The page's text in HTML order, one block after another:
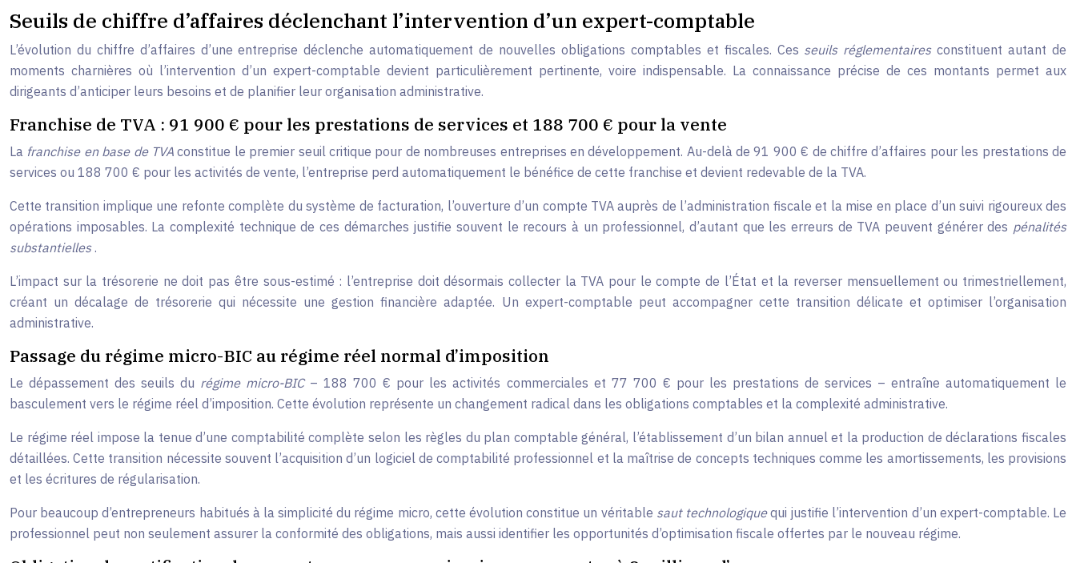
Seuils de chiffre d’affaires déclenchant l’intervention d’un expert-comptable
L’évolution du chiffre d’affaires d’une entreprise déclenche automatiquement de nouvelles obligations comptables et fiscales. Ces seuils réglementairesconstituent autant de
moments charnières où l’intervention d’un expert-comptable devient particulièrement pertinente, voire indispensable. La connaissance précise de ces montants permet aux
dirigeants d’anticiper leurs besoins et de planifier leur organisation administrative.
Franchise de TVA : 91 900 € pour les prestations de services et 188 700 € pour la vente
La franchise en base de TVAconstitue le premier seuil critique pour de nombreuses entreprises en développement. Au-delà de 91 900 € de chiffre d’affaires pour les prestations de
services ou 188 700 € pour les activités de vente, l’entreprise perd automatiquement le bénéfice de cette franchise et devient redevable de la TVA.
Cette transition implique une refonte complète du système de facturation, l’ouverture d’un compte TVA auprès de l’administration fiscale et la mise en place d’un suivi rigoureux des
opérations imposables. La complexité technique de ces démarches justifie souvent le recours à un professionnel, d’autant que les erreurs de TVA peuvent générer des pénalités
substantielles.
L’impact sur la trésorerie ne doit pas être sous-estimé : l’entreprise doit désormais collecter la TVA pour le compte de l’État et la reverser mensuellement ou trimestriellement,
créant un décalage de trésorerie qui nécessite une gestion financière adaptée. Un expert-comptable peut accompagner cette transition délicate et optimiser l’organisation
administrative.
Passage du régime micro-BIC au régime réel normal d’imposition
Le dépassement des seuils du régime micro-BIC – 188 700 € pour les activités commerciales et 77 700 € pour les prestations de services – entraîne automatiquement le
basculement vers le régime réel d’imposition. Cette évolution représente un changement radical dans les obligations comptables et la complexité administrative.
Le régime réel impose la tenue d’une comptabilité complète selon les règles du plan comptable général, l’établissement d’un bilan annuel et la production de déclarations fiscales
détaillées. Cette transition nécessite souvent l’acquisition d’un logiciel de comptabilité professionnel et la maîtrise de concepts techniques comme les amortissements, les provisions
et les écritures de régularisation.
Pour beaucoup d’entrepreneurs habitués à la simplicité du régime micro, cette évolution constitue un véritable saut technologiquequi justifie l’intervention d’un expert-comptable. Le
professionnel peut non seulement assurer la conformité des obligations, mais aussi identifier les opportunités d’optimisation fiscale offertes par le nouveau régime.